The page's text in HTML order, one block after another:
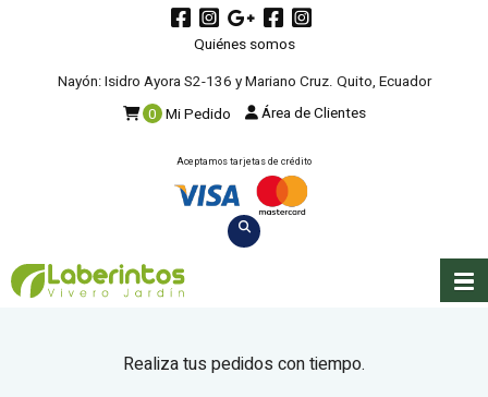
Quiénes somos
Nayón: Isidro Ayora S2-136 y Mariano Cruz. Quito, Ecuador
0 Mi Pedido Área de Clientes
Aceptamos tarjetas de crédito
Realiza tus pedidos con tiempo.